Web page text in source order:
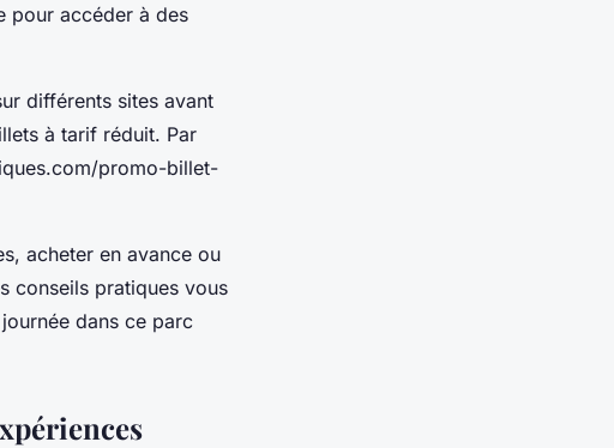
pour accéder à des
différents sites avant
à tarif réduit. Par
promo-billet-
acheter en avance ou
conseils pratiques vous
dans ce parc